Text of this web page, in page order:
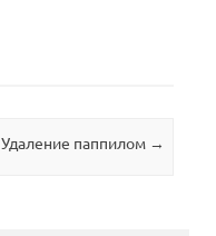
Удаление паппилом →